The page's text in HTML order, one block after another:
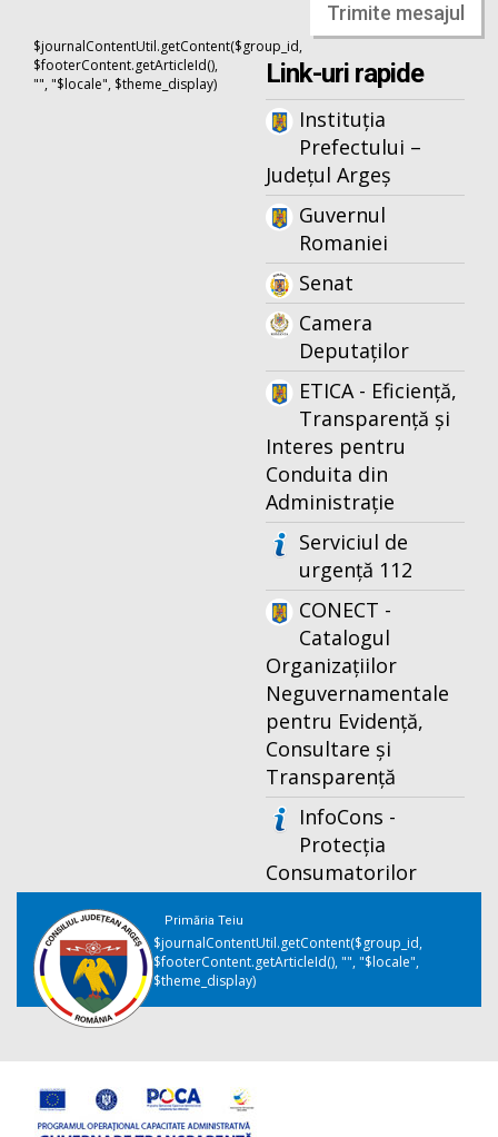
Trimite mesajul
$journalContentUtil.getContent($group_id,
$footerContent.getArticleId(),
"", "$locale", $theme_display)
Link-uri rapide
Instituția
Prefectului –
Județul Argeș
Guvernul
Romaniei
Senat
Camera
Deputaților
ETICA - Eficiență,
Transparență și
Interes pentru
Conduita din
Administrație
Serviciul de
urgență 112
CONECT -
Catalogul
Organizațiilor
Neguvernamentale
pentru Evidență,
Consultare și
Transparență
InfoCons -
Protecția
Consumatorilor
Primăria Teiu
$journalContentUtil.getContent($group_id,
$footerContent.getArticleId(), "", "$locale",
$theme_display)